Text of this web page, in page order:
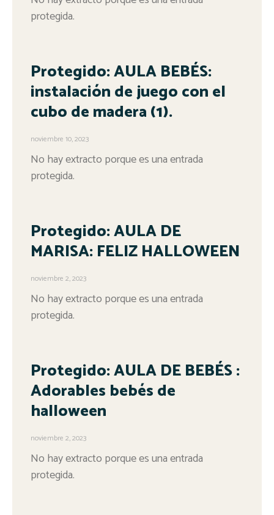
protegida.
Protegido: AULA BEBÉS:
instalación de juego con el
cubo de madera (1).
noviembre 10, 2023
No hay extracto porque es una entrada
protegida.
Protegido: AULA DE
MARISA: FELIZ HALLOWEEN
noviembre 2, 2023
No hay extracto porque es una entrada
protegida.
Protegido: AULA DE BEBÉS :
Adorables bebés de
halloween
noviembre 2, 2023
No hay extracto porque es una entrada
protegida.